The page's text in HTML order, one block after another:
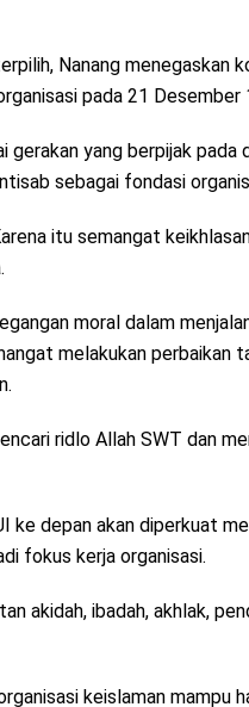
Nanang menegaskan
pada 21 Desember
yang berpijak pada
sebagai fondasi
itu semangat
moral dalam
melakukan perbaikan
ridlo Allah SWT dan
ke depan akan diperkuat
fokus kerja organisasi.
akidah, ibadah, akhlak,
keislaman mampu